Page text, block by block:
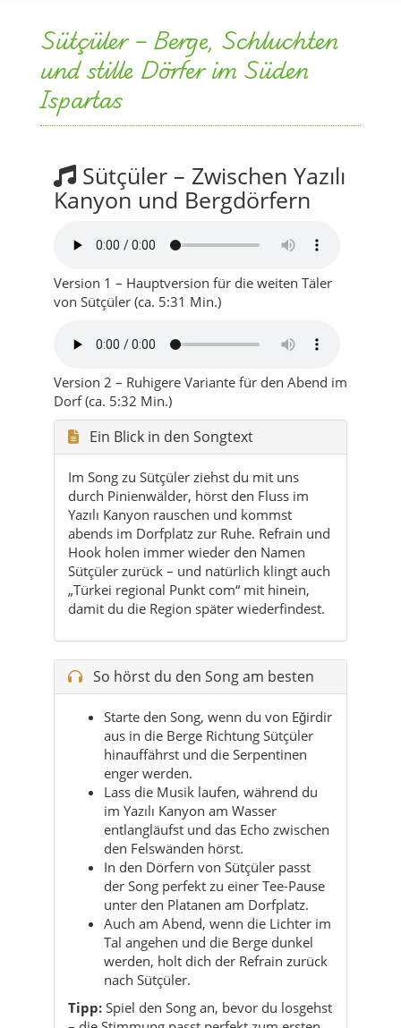
Sütçüler – Zwischen Yazılı
Kanyon und Bergdörfern
Version 1 – Hauptversion für die weiten Täler
von Sütçüler (ca. 5:31 Min.)
Version 2 – Ruhigere Variante für den Abend im
Dorf (ca. 5:32 Min.)
Ein Blick in den Songtext
Im Song zu Sütçüler ziehst du mit uns
durch Pinienwälder, hörst den Fluss im
Yazılı Kanyon rauschen und kommst
abends im Dorfplatz zur Ruhe. Refrain und
Hook holen immer wieder den Namen
Sütçüler zurück – und natürlich klingt auch
„Türkei regional Punkt com“ mit hinein,
damit du die Region später wiederfindest.
So hörst du den Song am besten
Starte den Song, wenn du von Eğirdir
aus in die Berge Richtung Sütçüler
hinauffährst und die Serpentinen
enger werden.
Lass die Musik laufen, während du
im Yazılı Kanyon am Wasser
entlangläufst und das Echo zwischen
den Felswänden hörst.
In den Dörfern von Sütçüler passt
der Song perfekt zu einer Tee-Pause
unter den Platanen am Dorfplatz.
Auch am Abend, wenn die Lichter im
Tal angehen und die Berge dunkel
werden, holt dich der Refrain zurück
nach Sütçüler.
Spiel den Song an, bevor du losgehst
– die Stimmung passt perfekt zum ersten
Blick auf die Schluchten und Bergdörfer
rund um Sütçüler.